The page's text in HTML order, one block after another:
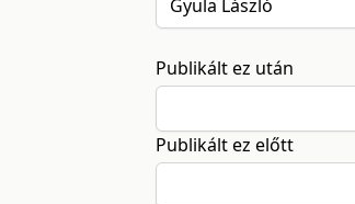
Publikált ez után
Publikált ez előtt